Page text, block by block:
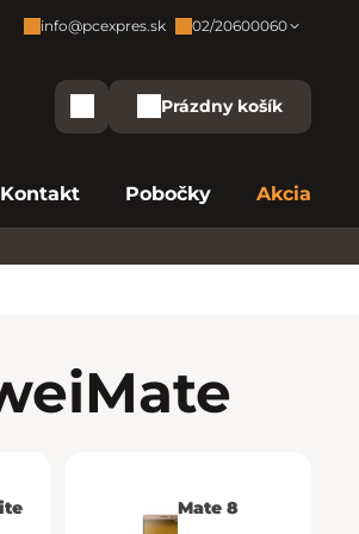
Zákaznícka podpora:
info@pcexpres.sk 02/20600060
02/20 60 00 61
Nákupný košík
Prázdny košík
Kontakt Pobočky Akcia
Mate
Mate 8